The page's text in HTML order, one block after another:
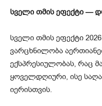
სველი თმის ეფექტი —
სველი თმის ეფექტი
ვარცხნილობა
ექსპრესიულობას, რაც
ყოველდღიური, ისე
იერისთვის.